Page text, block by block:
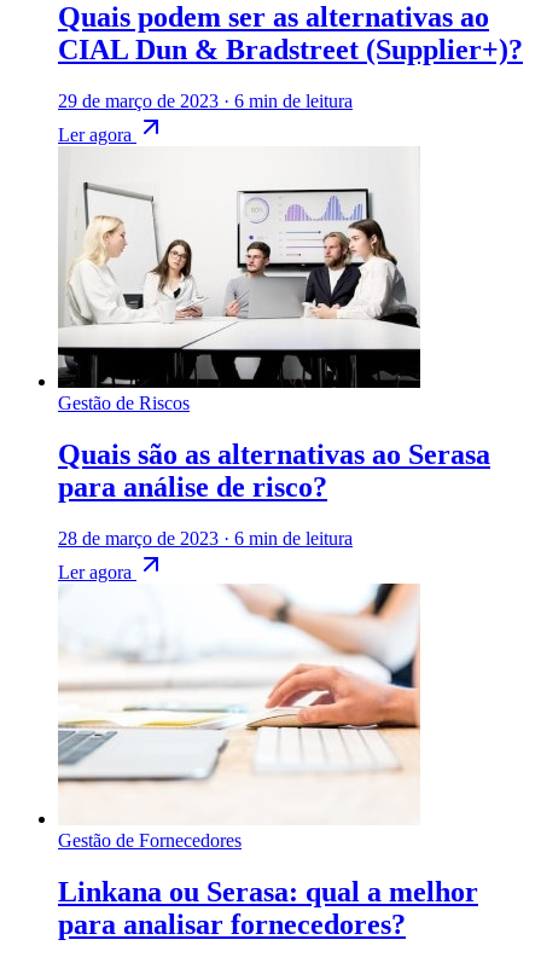
Quais podem ser as alternativas ao
CIAL Dun & Bradstreet (Supplier+)?
29 de março de 2023 · 6 min de leitura
Ler agora
Gestão de Riscos
Quais são as alternativas ao Serasa
para análise de risco?
28 de março de 2023 · 6 min de leitura
Ler agora
Gestão de Fornecedores
Linkana ou Serasa: qual a melhor
para analisar fornecedores?